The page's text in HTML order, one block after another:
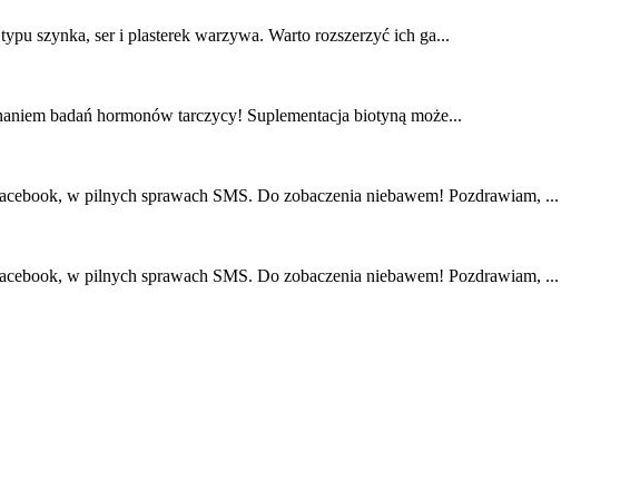
szynka, ser i plasterek warzywa. Warto rozszerzyć ich ga...
badań hormonów tarczycy! Suplementacja biotyną może...
w pilnych sprawach SMS. Do zobaczenia niebawem! Pozdrawiam, ...
w pilnych sprawach SMS. Do zobaczenia niebawem! Pozdrawiam, ...